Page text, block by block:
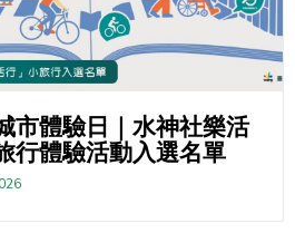
市體驗日｜水神社樂活
行體驗活動入選名單